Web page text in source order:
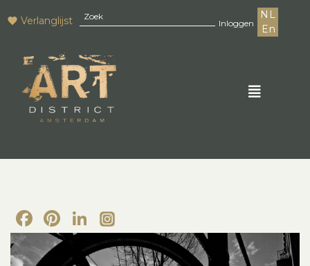
Verlanglijst Inloggen
NL
En
Facebook
Pinterest
LinkedIn